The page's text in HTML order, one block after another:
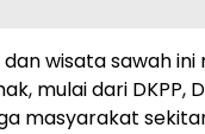
wisata sawah
mulai dari DKPP,
masyarakat